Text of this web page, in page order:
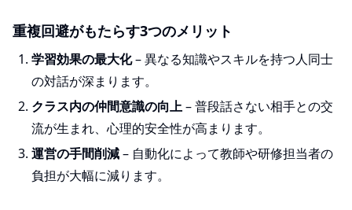
重複回避がもたらす3つのメリット
学習効果の最大化– 異なる知識やスキルを持つ人同士
の対話が深まります。
クラス内の仲間意識の向上– 普段話さない相手との交
流が生まれ、心理的安全性が高まります。
運営の手間削減– 自動化によって教師や研修担当者の
負担が大幅に減ります。